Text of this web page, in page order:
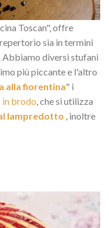
Toscan", offre
sia in termini
diversi stufani
più piccante e l'altro
alla fiorentina" i
brodo, che si utilizza
lampredotto , inoltre